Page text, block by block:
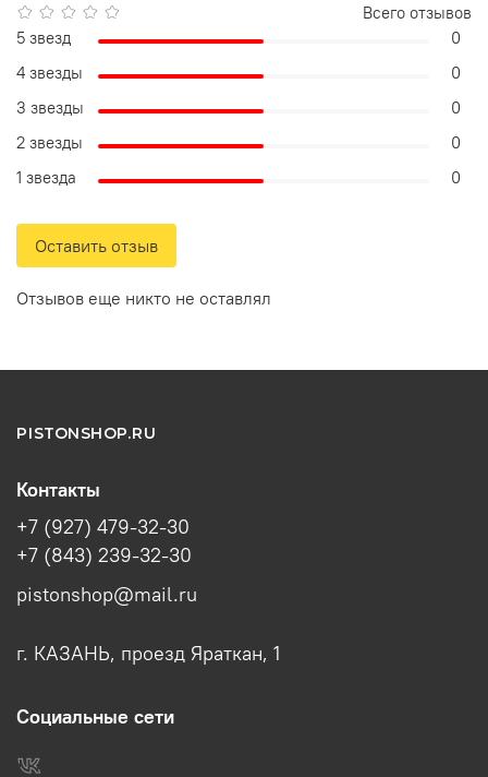
Отзывов еще никто не оставлял
Всего отзывов
5 звезд
0
4 звезды
0
3 звезды
0
2 звезды
0
1 звезда
0
Оставить отзыв
PISTONSHOP.RU
Контакты
+7 (927) 479-32-30
+7 (843) 239-32-30
pistonshop@mail.ru
г. КАЗАНЬ, проезд Яраткан, 1
Социальные сети